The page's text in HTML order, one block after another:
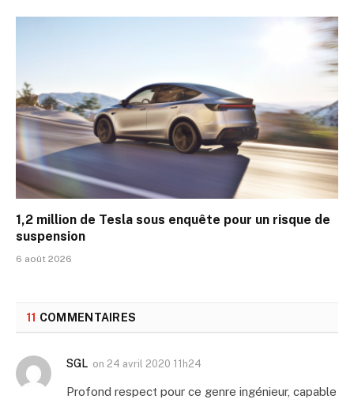
1,2 million de Tesla sous enquête pour un risque de
suspension
6 août 2026
11 COMMENTAIRES
SGL on 24 avril 2020 11h24
Profond respect pour ce genre ingénieur, capable